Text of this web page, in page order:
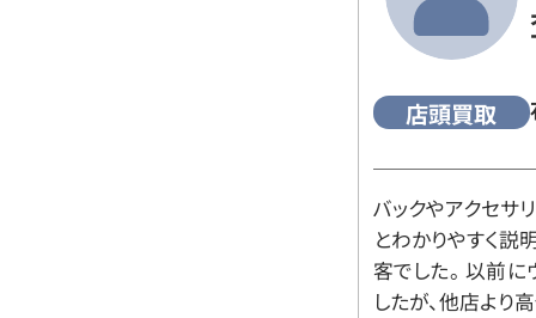
店頭買取
バックやアクセサ
とわかりやすく説
客でした。 以前
したが、他店より